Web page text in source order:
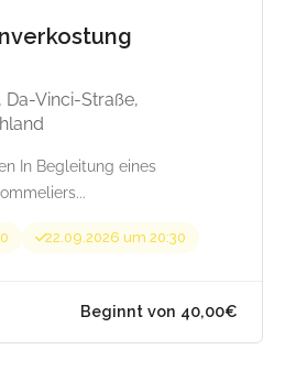
Da-Vinci-Straße,
In Begleitung eines
22.09.2026 um 20:30